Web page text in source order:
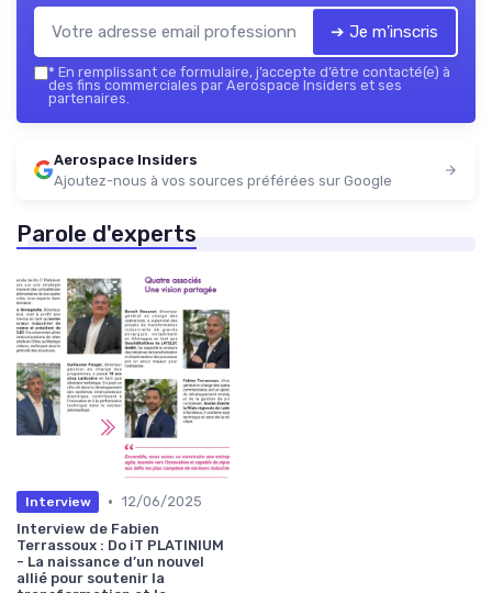
➔ Je m'inscris
* En remplissant ce formulaire, j’accepte d’être contacté(e) à
des fins commerciales par Aerospace Insiders et ses
partenaires.
Aerospace Insiders
Ajoutez-nous à vos sources préférées sur Google
Parole d'experts
Interview • 12/06/2025
Interview de Fabien
Terrassoux : Do iT PLATINIUM
- La naissance d’un nouvel
allié pour soutenir la